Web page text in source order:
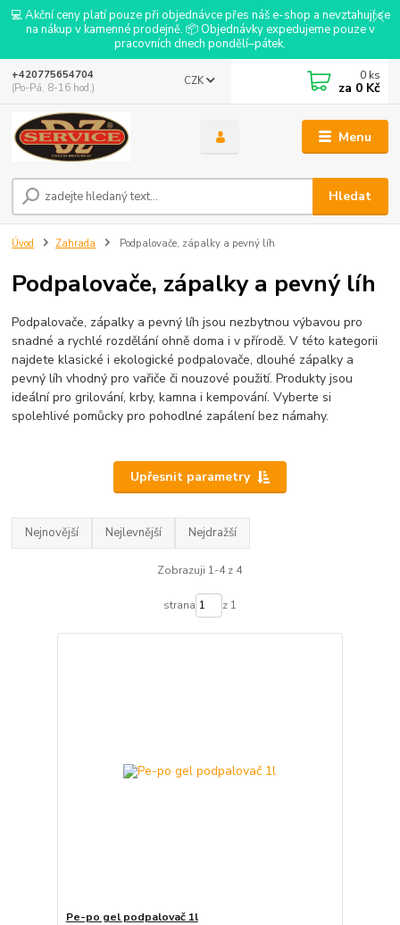
💻 Akční ceny platí pouze při objednávce přes náš e-shop a nevztahují se
na nákup v kamenné prodejně. 📦 Objednávky expedujeme pouze v
pracovních dnech pondělí–pátek.
Menu
CZK
Hledat
+420775654704
(Po-Pá, 8-16 hod.)
0 ks
za 0 Kč
Úvod Zahrada Podpalovače, zápalky a pevný líh
Podpalovače, zápalky a pevný líh
Podpalovače, zápalky a pevný líh jsou nezbytnou výbavou pro
snadné a rychlé rozdělání ohně doma i v přírodě. V této kategorii
najdete klasické i ekologické podpalovače, dlouhé zápalky a
pevný líh vhodný pro vařiče či nouzové použití. Produkty jsou
ideální pro grilování, krby, kamna i kempování. Vyberte si
spolehlivé pomůcky pro pohodlné zapálení bez námahy.
Upřesnit parametry
Nejnovější Nejlevnější Nejdražší
Zobrazuji 1-4 z 4
strana z 1
Pe-po gel podpalovač 1l